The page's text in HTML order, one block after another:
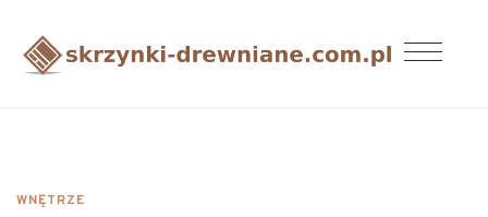
WNĘTRZE